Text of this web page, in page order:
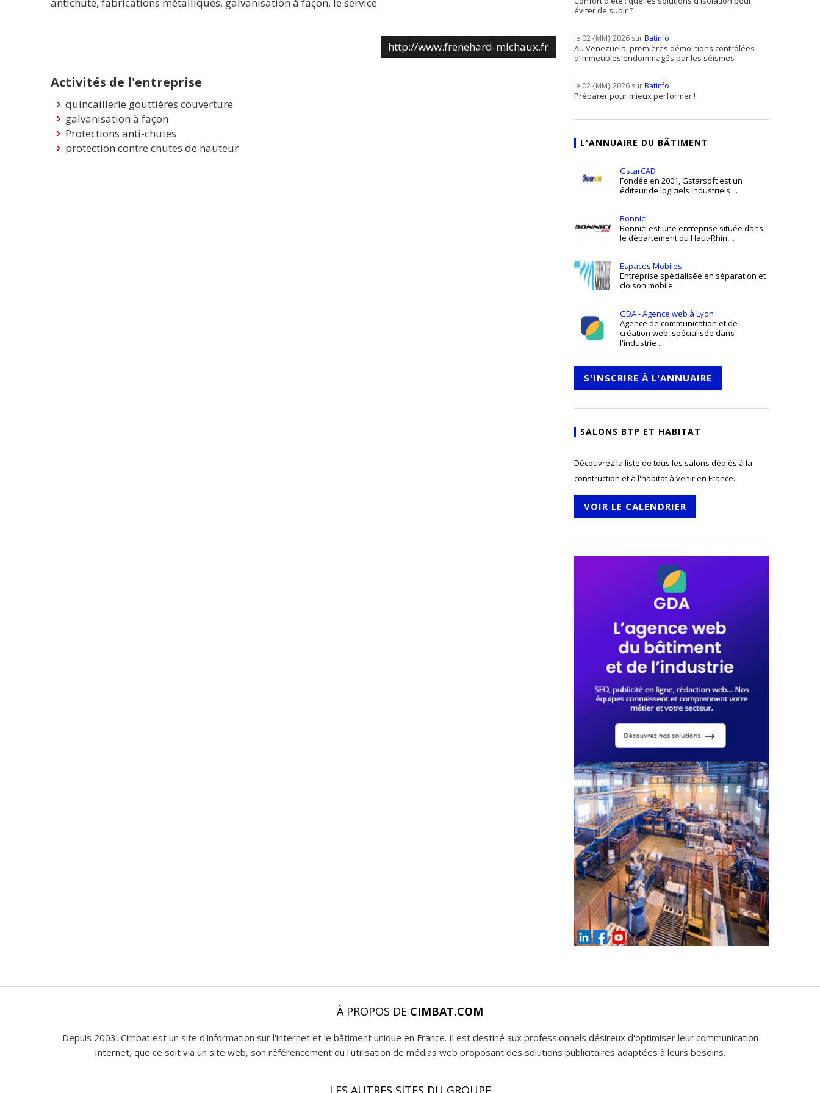
antichute, fabrications métalliques, galvanisation à façon, le service
http://www.frenehard-michaux.fr
Activités de l'entreprise
quincaillerie gouttières couverture
galvanisation à façon
Protections anti-chutes
protection contre chutes de hauteur
éviter de subir ?
le 02 {MM} 2026 surBatinfo
Au Venezuela, premières démolitions contrôlées
d’immeubles endommagés par les séismes
le 02 {MM} 2026 surBatinfo
Préparer pour mieux performer !
L'ANNUAIRE DU BÂTIMENT
GstarCAD
Fondée en 2001, Gstarsoft est un
éditeur de logiciels industriels ...
Bonnici
Bonnici est une entreprise située dans
le département du Haut-Rhin,...
Espaces Mobiles
Entreprise spécialisée en séparation et
cloison mobile
GDA - Agence web à Lyon
Agence de communication et de
création web, spécialisée dans
l'industrie ...
S'INSCRIRE À L'ANNUAIRE
SALONS BTP ET HABITAT
Découvrez la liste de tous les salons dédiés à la
construction et à l'habitat à venir en France.
VOIR LE CALENDRIER
À PROPOS DE CIMBAT.COM
Depuis 2003, Cimbat est un site d'information sur l'internet et le bâtiment unique en France. Il est destiné aux professionnels désireux d'optimiser leur communication
Internet, que ce soit via un site web, son référencement ou l'utilisation de médias web proposant des solutions publicitaires adaptées à leurs besoins.
LES AUTRES SITES DU GROUPE